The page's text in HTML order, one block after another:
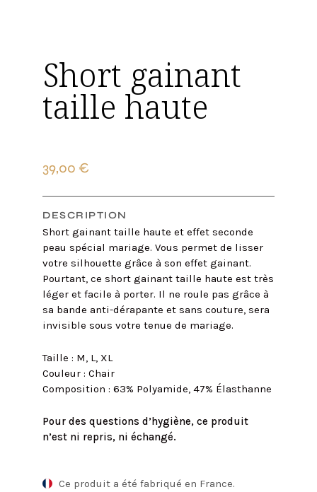
Short gainant
taille haute
39,00 €
DESCRIPTION
Short gainant taille haute et effet seconde
peau spécial mariage. Vous permet de lisser
votre silhouette grâce à son effet gainant.
Pourtant, ce short gainant taille haute est très
léger et facile à porter. Il ne roule pas grâce à
sa bande anti-dérapante et sans couture, sera
invisible sous votre tenue de mariage.
Taille : M, L, XL
Couleur : Chair
Composition : 63% Polyamide, 47% Élasthanne
Pour des questions d’hygiène, ce produit
n’est ni repris, ni échangé.
Ce produit a été fabriqué en France.